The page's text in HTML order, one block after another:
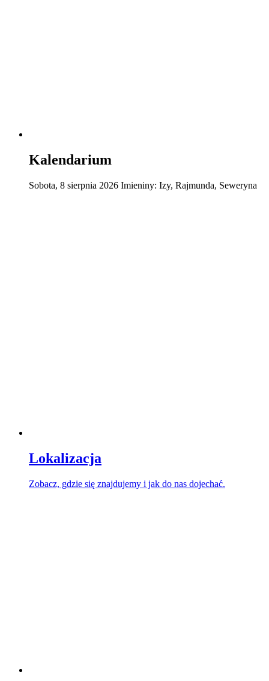
Kalendarium
Sobota, 8 sierpnia 2026 Imieniny: Izy, Rajmunda, Seweryna
Lokalizacja
Zobacz, gdzie się znajdujemy i jak do nas dojechać.